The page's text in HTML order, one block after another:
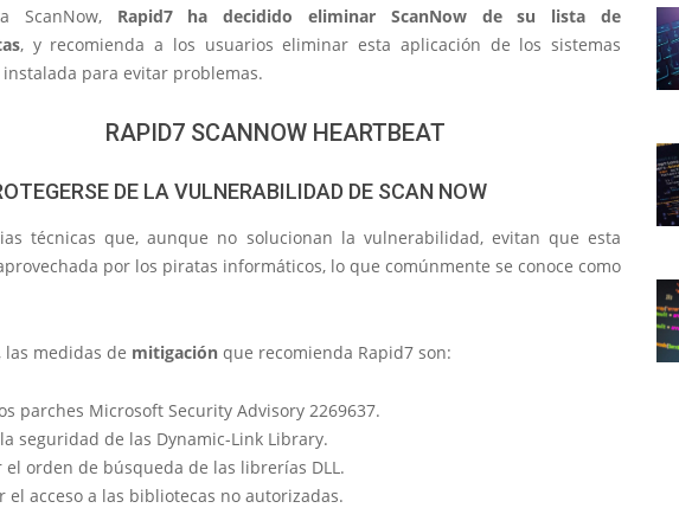
ScanNow, Rapid7 ha decidido eliminar ScanNow de su lista de
, y recomienda a los usuarios eliminar esta aplicación de los sistemas
para evitar problemas.
DE LA VULNERABILIDAD DE SCAN NOW
técnicas que, aunque no solucionan la vulnerabilidad, evitan que esta
por los piratas informáticos, lo que comúnmente se conoce como
las medidas de mitigación que recomienda Rapid7 son:
parches Microsoft Security Advisory 2269637.
seguridad de las Dynamic-Link Library.
el orden de búsqueda de las librerías DLL.
el acceso a las bibliotecas no autorizadas.